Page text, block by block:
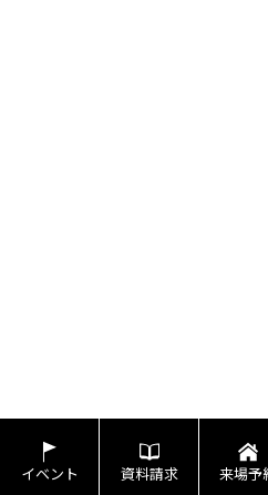
イベント 資料請求 来場予